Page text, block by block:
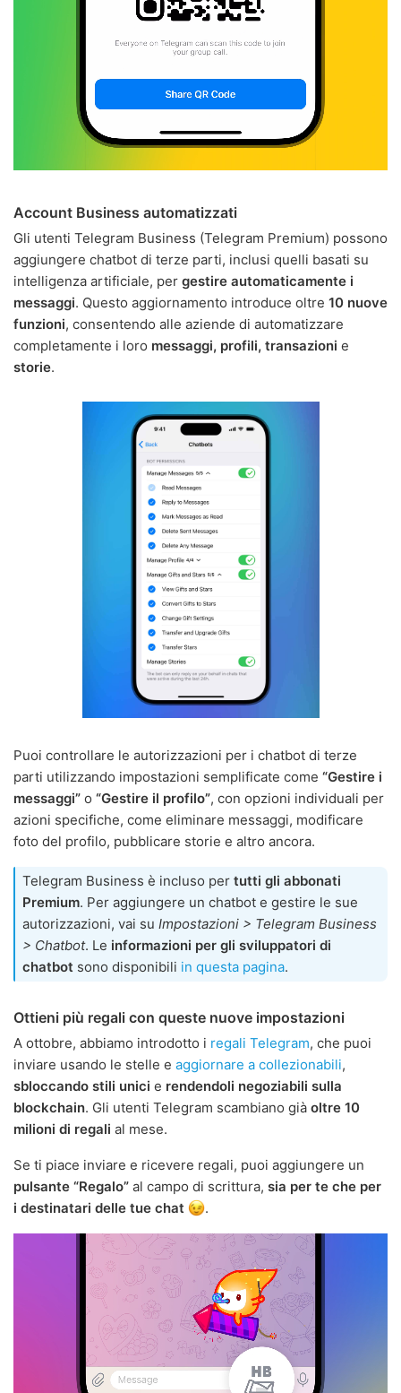
Account Business automatizzati
Gli utenti Telegram Business (Telegram Premium) possono
aggiungere chatbot di terze parti, inclusi quelli basati su
intelligenza artificiale, per gestire automaticamente i
messaggi. Questo aggiornamento introduce oltre 10 nuove
funzioni, consentendo alle aziende di automatizzare
completamente i loro messaggi, profili, transazioni e
storie.
Puoi controllare le autorizzazioni per i chatbot di terze
parti utilizzando impostazioni semplificate come “Gestire i
messaggi” o “Gestire il profilo”, con opzioni individuali per
azioni specifiche, come eliminare messaggi, modificare
foto del profilo, pubblicare storie e altro ancora.
Telegram Business è incluso per tutti gli abbonati
Premium. Per aggiungere un chatbot e gestire le sue
autorizzazioni, vai su Impostazioni > Telegram Business
> Chatbot. Le informazioni per gli sviluppatori di
chatbot sono disponibili in questa pagina.
Ottieni più regali con queste nuove impostazioni
A ottobre, abbiamo introdotto i regali Telegram, che puoi
inviare usando le stelle e aggiornare a collezionabili,
sbloccando stili unici e rendendoli negoziabili sulla
blockchain. Gli utenti Telegram scambiano già oltre 10
milioni di regali al mese.
Se ti piace inviare e ricevere regali, puoi aggiungere un
pulsante “Regalo” al campo di scrittura, sia per te che per
i destinatari delle tue chat
.